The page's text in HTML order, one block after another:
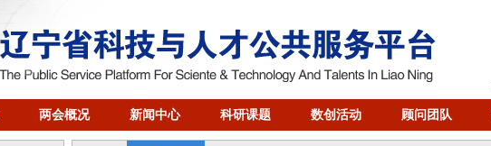
两会概况 新闻中心 科研课题 数创活动 顾问团队